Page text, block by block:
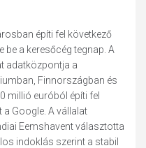
építi fel következő
be a keresőcég tegnap. A
adatközpontja a
Finnországban és
millió euróból építi fel
Google. A vállalat
Eemshavent választotta
indoklás szerint a stabil